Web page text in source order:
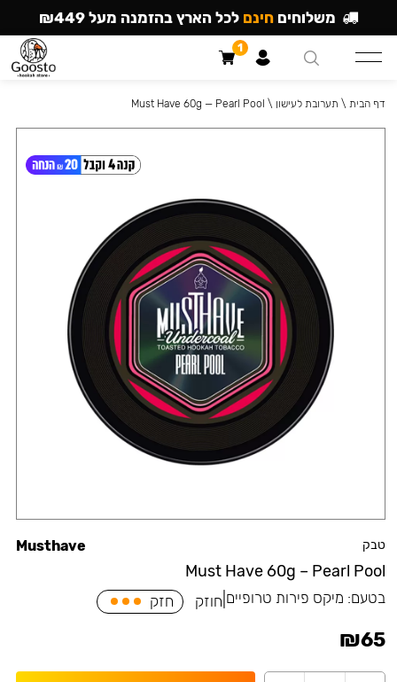
טבק
Must Have 60g – Pearl Pool
Musthave
בטעם: מיקס פירות טרופיים חוזק חזק
₪65
דף הבית \ תערובת לעישון \
Must Have 60g — Pearl Pool
משלוחים חינם לכל הארץ בהזמנה מעל ₪449
1